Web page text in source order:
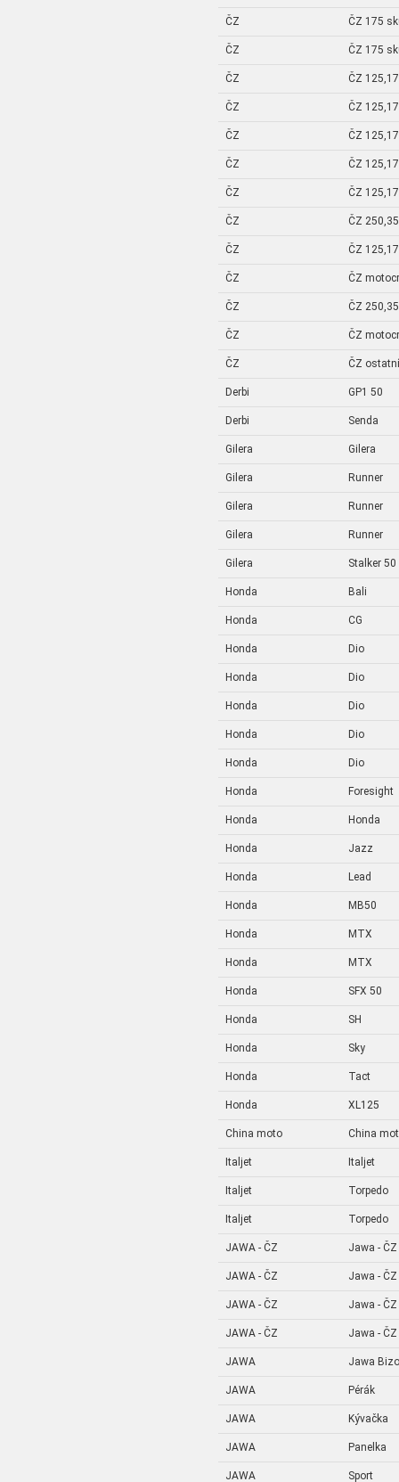
ČZ ČZ 175
ČZ ČZ 175
ČZ ČZ
ČZ ČZ
ČZ ČZ
ČZ ČZ
ČZ ČZ
ČZ ČZ
ČZ ČZ
ČZ ČZ
ČZ ČZ
ČZ ČZ
ČZ ČZ ostatní
Derbi GP1 50
Derbi Senda
Gilera Gilera
Gilera Runner
Gilera Runner
Gilera Runner
Gilera Stalker 50
Honda Bali
Honda CG
Honda Dio
Honda Dio
Honda Dio
Honda Dio
Honda Dio
Honda Foresight
Honda Honda
Honda Jazz
Honda Lead
Honda MB50
Honda MTX
Honda MTX
Honda SFX 50
Honda SH
Honda Sky
Honda Tact
Honda XL125
China moto China
Italjet Italjet
Italjet Torpedo
Italjet Torpedo
JAWA - ČZ Jawa -
JAWA - ČZ Jawa -
JAWA - ČZ Jawa -
JAWA - ČZ Jawa -
JAWA Jawa
JAWA Pérák
JAWA Kývačka
JAWA Panelka
JAWA Sport